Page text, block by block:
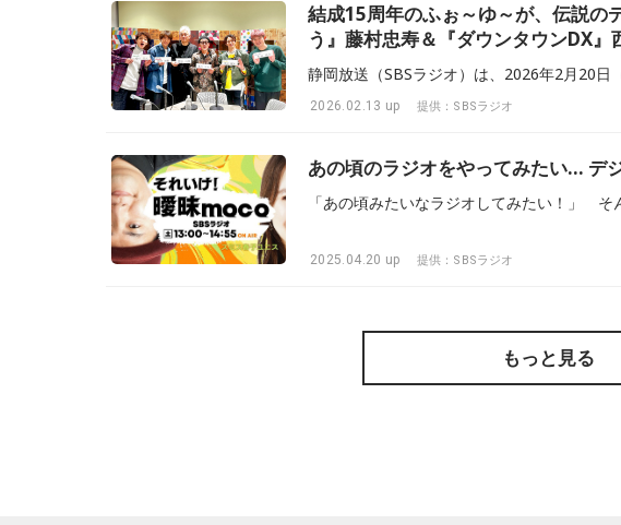
結成15周年のふぉ～ゆ～が、伝説の
う』藤村忠寿＆『ダウンタウンDX
日放送
2026.02.13 up 提供：SBSラジオ
あの頃
2025.04.20 up 提供：SBSラジオ
もっと見る